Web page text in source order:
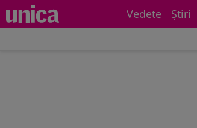
Vedete Știri